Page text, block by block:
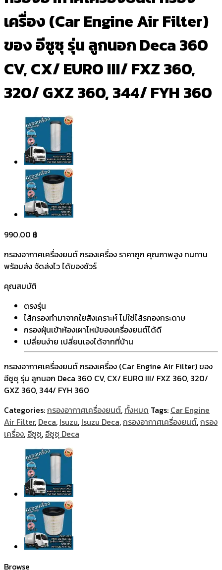
เครื่อง (Car Engine Air Filter)
ของ อีซูซุ รุ่น ลูกนอก Deca 360
CV, CX/ EURO III/ FXZ 360,
320/ GXZ 360, 344/ FYH 360
990.00 ฿
กรองอากาศเครื่องยนต์ กรองเครื่อง ราคาถูก คุณภาพสูง ทนทาน
พร้อมส่ง จัดส่งไว ได้ของชัวร์
คุณสมบัติ
ตรงรุ่น
ไส้กรองทำมาจากใยสังเคราะห์ ไม่ใช่ไส้รกองกระดาษ
กรองฝุ่นเข้าห้องเผาไหม้ของเครื่องยนต์ได้ดี
เปลี่ยนง่าย เปลี่ยนเองได้จากที่บ้าน
กรองอากาศเครื่องยนต์ กรองเครื่อง (Car Engine Air Filter) ของ
อีซูซุ รุ่น ลูกนอก Deca 360 CV, CX/ EURO III/ FXZ 360, 320/
GXZ 360, 344/ FYH 360
Categories:กรองอากาศเครื่องยนต์, ทั้งหมด Tags: Car Engine
Air Filter, Deca, Isuzu, Isuzu Deca,กรองอากาศเครื่องยนต์,กรอง
เครื่อง, อีซูซุ, อีซูซุ Deca
Browse